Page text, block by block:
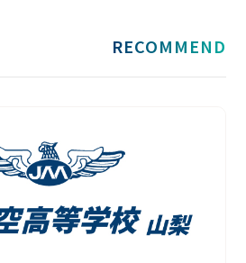
RECOMMEND